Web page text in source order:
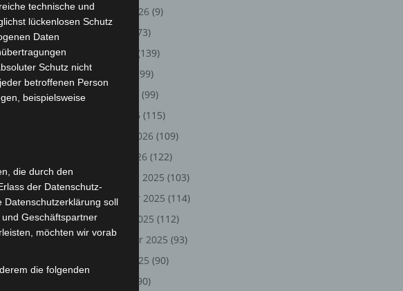
bereits
„Love
August 2026 (9)
(73)
(139)
(99)
(99)
März 2026 (115)
Februar 2026 (109)
Januar 2026 (122)
Dezember 2025 (103)
November 2025 (114)
Oktober 2025 (112)
September 2025 (93)
August 2025 (90)
(90)
technische und
lückenlosen Schutz
Daten
Schutz nicht
betroffenen Person
beispielsweise
die durch den
der Datenschutz-
Datenschutzerklärung soll
Geschäftspartner
möchten wir vorab
die folgenden